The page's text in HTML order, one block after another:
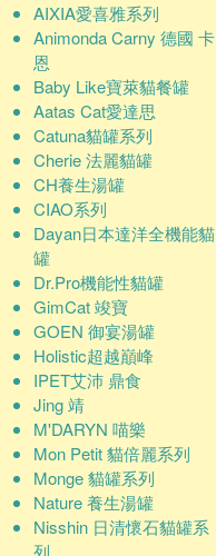
AIXIA愛喜雅系列
Animonda Carny 德國 卡
恩
Baby Like寶萊貓餐罐
Aatas Cat愛達思
Catuna貓罐系列
Cherie 法麗貓罐
CH養生湯罐
CIAO系列
Dayan日本達洋全機能貓
罐
Dr.Pro機能性貓罐
GimCat 竣寶
GOEN 御宴湯罐
Holistic超越巔峰
IPET艾沛 鼎食
Jing 靖
M'DARYN 喵樂
Mon Petit 貓倍麗系列
Monge 貓罐系列
Nature 養生湯罐
Nisshin 日清懷石貓罐系
列